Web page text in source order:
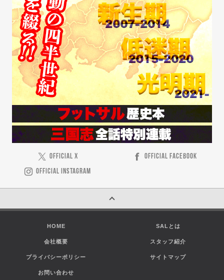
OFFICIAL X
OFFICIAL FACEBOOK
OFFICIAL INSTAGRAM
HOME SALとは
会社概要 スタッフ紹介
プライバシーポリシー サイトマップ
お問い合わせ